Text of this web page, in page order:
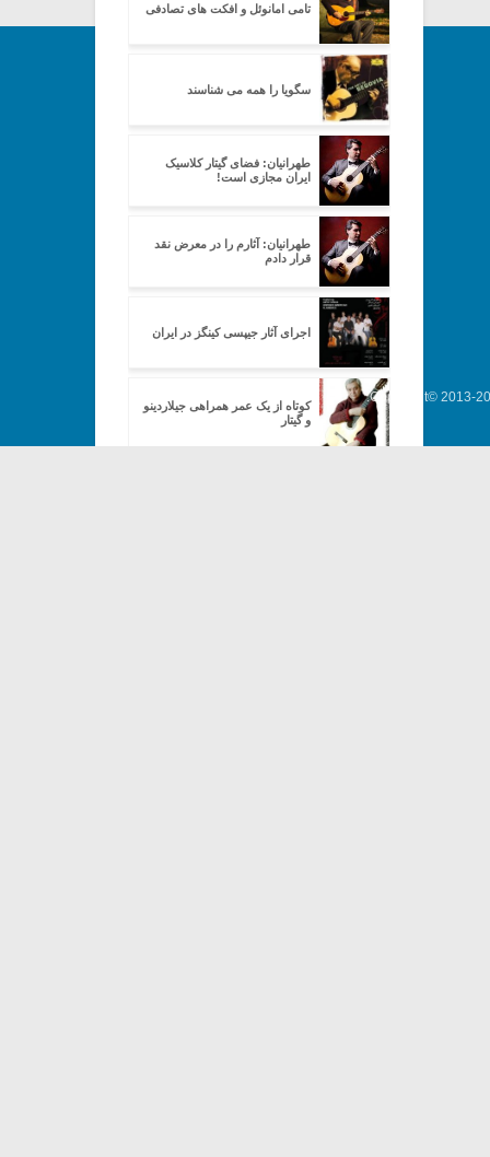
تامی امانوئل و افکت های تصادفی
سگویا را همه می شناسند
طهرانیان: فضای گیتار کلاسیک
ایران مجازی است!
طهرانیان: آثارم را در معرض نقد
قرار دادم
اجرای آثار جیپسی کینگز در ایران
کوتاه از یک عمر همراهی جیلاردینو
و گیتار
Copyright© 2013-